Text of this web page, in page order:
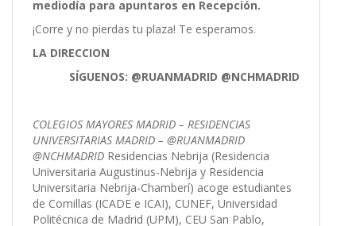
mediodía para apuntaros en Recepción.
¡Corre y no pierdas tu plaza! Te esperamos.
LA DIRECCION
SÍGUENOS: @RUANMADRID @NCHMADRID
COLEGIOS MAYORES MADRID – RESIDENCIAS
UNIVERSITARIAS MADRID – @RUANMADRID
@NCHMADRID Residencias Nebrija (Residencia
Universitaria Augustinus-Nebrija y Residencia
Universitaria Nebrija-Chamberí) acoge estudiantes
de Comillas (ICADE e ICAI), CUNEF, Universidad
Politécnica de Madrid (UPM), CEU San Pablo,